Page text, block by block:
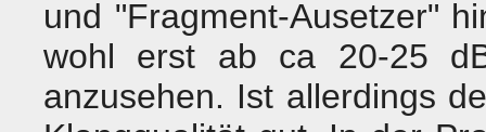
und "Fragment-Ausetzer"
wohl erst ab ca 20-25
anzusehen. Ist allerdings